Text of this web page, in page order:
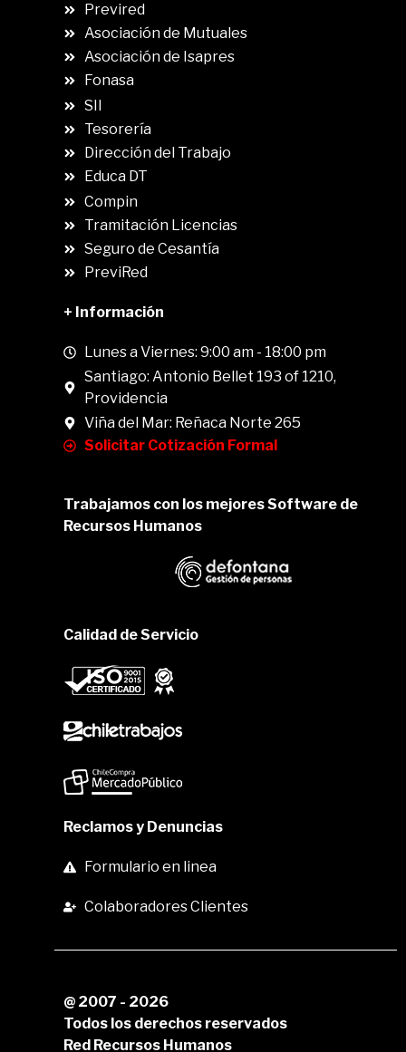
Previred
Asociación de Mutuales
Asociación de Isapres
Fonasa
SII
Tesorería
Dirección del Trabajo
Educa DT
Compin
Tramitación Licencias
Seguro de Cesantía
PreviRed
+ Información
Lunes a Viernes: 9:00 am - 18:00 pm
Santiago: Antonio Bellet 193 of 1210,
Providencia
Viña del Mar: Reñaca Norte 265
Solicitar Cotización Formal
Trabajamos con los mejores Software de
Recursos Humanos
Calidad de Servicio
Reclamos y Denuncias
Formulario en linea
Colaboradores Clientes
@ 2007 - 2026
Todos los derechos reservados
Red Recursos Humanos